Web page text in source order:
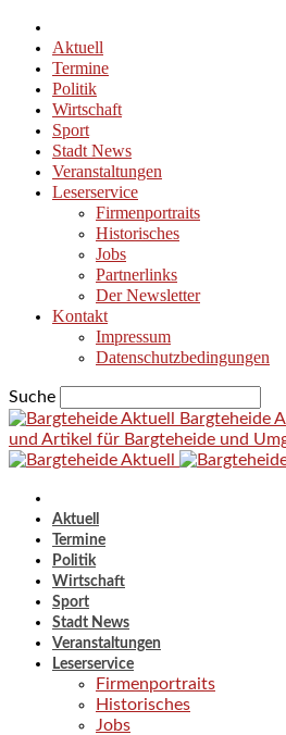
Aktuell
Termine
Politik
Wirtschaft
Sport
Stadt News
Veranstaltungen
Leserservice
Firmenportraits
Historisches
Jobs
Partnerlinks
Der Newsletter
Kontakt
Impressum
Datenschutzbedingungen
Suche
Bargteheide
und Artikel für Bargteheide und
Aktuell
Termine
Politik
Wirtschaft
Sport
Stadt News
Veranstaltungen
Leserservice
Firmenportraits
Historisches
Jobs